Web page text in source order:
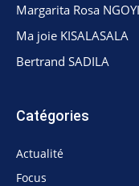
Margarita Rosa NGOYI
Ma joie KISALASALA
Bertrand SADILA
Catégories
Actualité
Focus